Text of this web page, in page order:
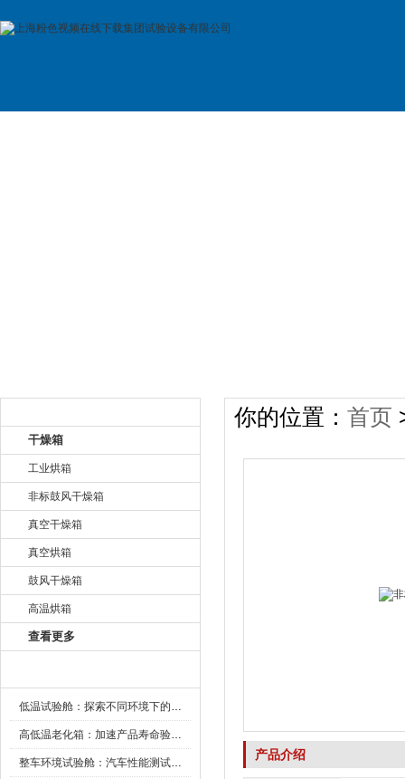
干燥箱
工业烘箱
非标鼓风干燥箱
真空干燥箱
真空烘箱
鼓风干燥箱
高温烘箱
查看更多
低温试验舱：探索不同环境下的科技边界
高低温老化箱：加速产品寿命验证的可靠伙伴
整车环境试验舱：汽车性能测试的设备
你的位置： 首页
产品介绍